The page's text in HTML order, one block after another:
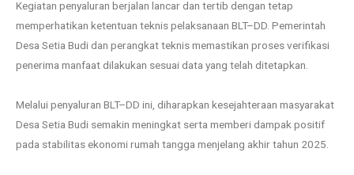
Kegiatan penyaluran berjalan lancar dan tertib dengan tetap
memperhatikan ketentuan teknis pelaksanaan BLT–DD. Pemerintah
Desa Setia Budi dan perangkat teknis memastikan proses verifikasi
penerima manfaat dilakukan sesuai data yang telah ditetapkan.
Melalui penyaluran BLT–DD ini, diharapkan kesejahteraan masyarakat
Desa Setia Budi semakin meningkat serta memberi dampak positif
pada stabilitas ekonomi rumah tangga menjelang akhir tahun 2025.